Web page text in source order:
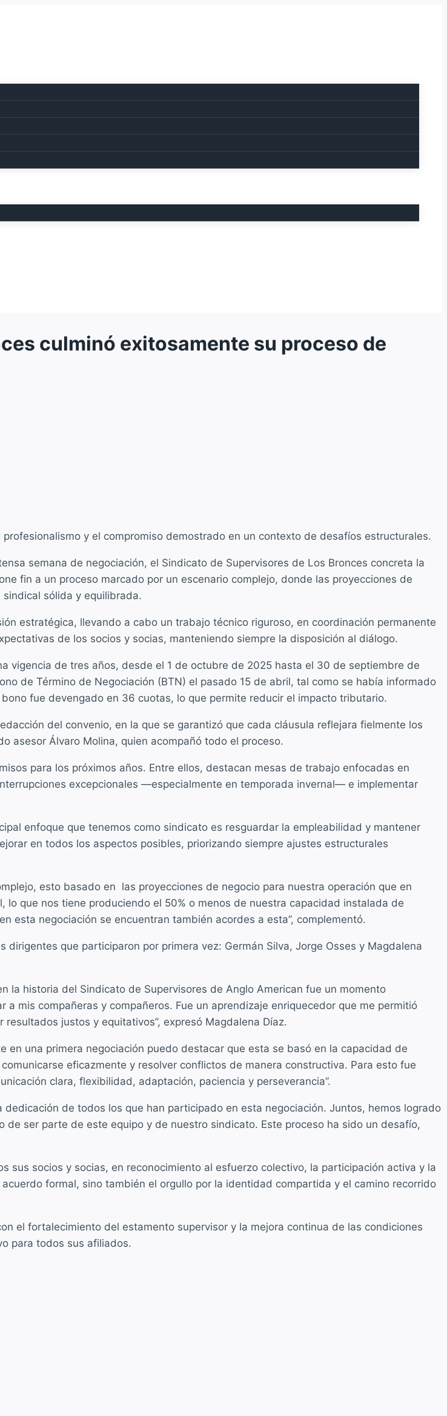
culminó exitosamente su proceso de
y el compromiso demostrado en un contexto de desafíos estructurales.
semana de negociación, el Sindicato de Supervisores de Los Bronces concreta la
fin a un proceso marcado por un escenario complejo, donde las proyecciones de
sólida y equilibrada.
estratégica, llevando a cabo un trabajo técnico riguroso, en coordinación permanente
de los socios y socias, manteniendo siempre la disposición al diálogo.
vigencia de tres años, desde el 1 de octubre de 2025 hasta el 30 de septiembre de
de Término de Negociación (BTN) el pasado 15 de abril, tal como se había informado
fue devengado en 36 cuotas, lo que permite reducir el impacto tributario.
del convenio, en la que se garantizó que cada cláusula reflejara fielmente los
asesor Álvaro Molina, quien acompañó todo el proceso.
para los próximos años. Entre ellos, destacan mesas de trabajo enfocadas en
excepcionales —especialmente en temporada invernal— e implementar
enfoque que tenemos como sindicato es resguardar la empleabilidad y mantener
en todos los aspectos posibles, priorizando siempre ajustes estructurales
esto basado en las proyecciones de negocio para nuestra operación que en
que nos tiene produciendo el 50% o menos de nuestra capacidad instalada de
esta negociación se encuentran también acordes a esta”, complementó.
que participaron por primera vez: Germán Silva, Jorge Osses y Magdalena
la historia del Sindicato de Supervisores de Anglo American fue un momento
mis compañeras y compañeros. Fue un aprendizaje enriquecedor que me permitió
justos y equitativos”, expresó Magdalena Díaz.
en una primera negociación puedo destacar que esta se basó en la capacidad de
eficazmente y resolver conflictos de manera constructiva. Para esto fue
clara, flexibilidad, adaptación, paciencia y perseverancia”.
de todos los que han participado en esta negociación. Juntos, hemos logrado
ser parte de este equipo y de nuestro sindicato. Este proceso ha sido un desafío,
sus socios y socias, en reconocimiento al esfuerzo colectivo, la participación activa y la
formal, sino también el orgullo por la identidad compartida y el camino recorrido
el fortalecimiento del estamento supervisor y la mejora continua de las condiciones
para todos sus afiliados.